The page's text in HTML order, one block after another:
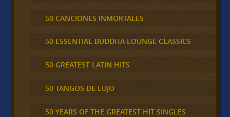
50 CANCIONES INMORTALES
50 ESSENTIAL BUDDHA LOUNGE CLASSICS
50 GREATEST LATIN HITS
50 TANGOS DE LUJO
50 YEARS OF THE GREATEST HIT SINGLES